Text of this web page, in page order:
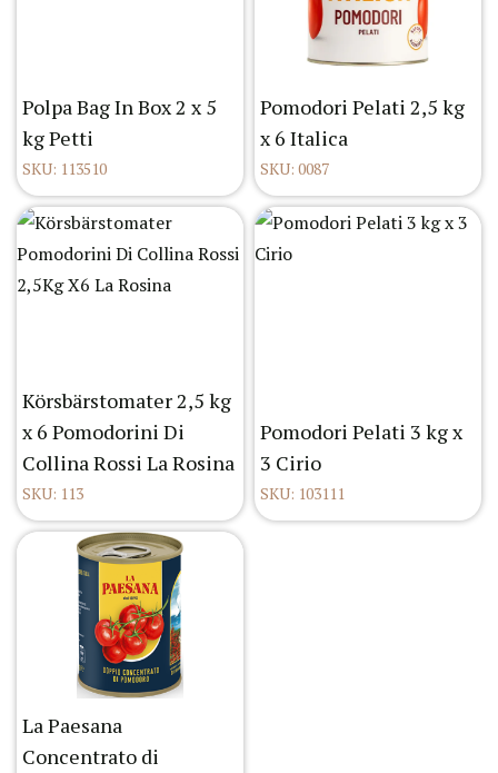
Polpa Bag In Box 2 x 5
kg Petti
SKU: 113510
Pomodori Pelati 2,5 kg
x 6 Italica
SKU: 0087
Körsbärstomater 2,5 kg
x 6 Pomodorini Di
Collina Rossi La Rosina
SKU: 113
Pomodori Pelati 3 kg x
3 Cirio
SKU: 103111
La Paesana
Concentrato di